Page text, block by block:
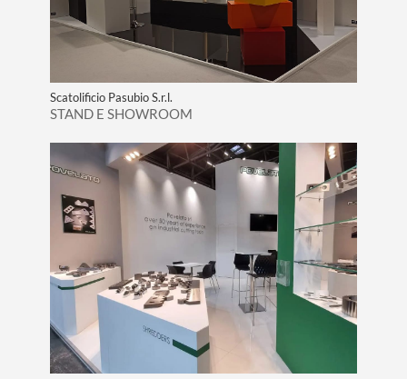
Scatolificio Pasubio S.r.l.
STAND E SHOWROOM